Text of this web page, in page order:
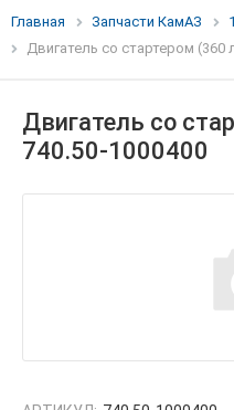
Главная Запчасти КамАЗ
Двигатель со стартером (360
Двигатель со
740.50-1000400